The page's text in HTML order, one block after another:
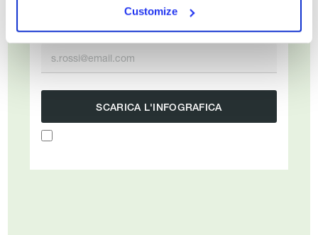
Customize
Email di lavoro*